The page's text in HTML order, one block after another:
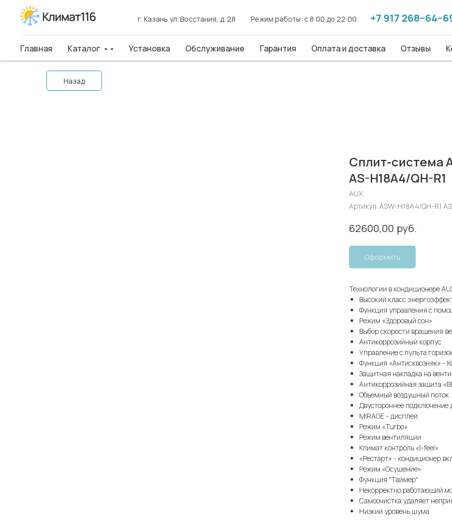
г. Казань ул. Восстания, д. 28 Режим работы: с 8:00 до 22:00 +7 917
Главная Каталог Установка Обслуживание Гарантия Оплата и доставка Отзывы
г. Казань ул. Восстания, д. 28 Режим работы: с 8:00 до 22:00 +7 917
Главная Каталог Установка Обслуживание Гарантия Оплата и доставка Отзывы
Назад
Сплит-система
AS-H18A4/QH-R1
AUX
Артикул: ASW-H18A4/QH-R1
62600,00 руб.
Оформить
Технологии в кондиционере
Высокий класс
Функция управления с
Режим «Здоровый сон»
Выбор скорости вращения
Антикоррозийный корпус
Управление с пульта
Функция «Антисквозняк» -
Защитная накладка на
Антикоррозийная защита
Объемный воздушный поток
Двустороннее подключение
MIRAGE - дисплей
Режим «Turbo»
Режим вентиляции
Климат контроль «I-feel»
«Рестарт» - кондиционер
Режим «Осушение»
Функция "Таймер"
Некорректно работающий
Самоочистка удаляет
Низкий уровень шума